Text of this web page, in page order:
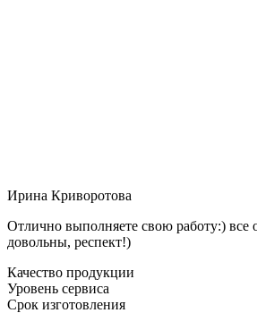
Ирина Криворотова
Отлично выполняете свою работу:) все
довольны, респект!)
Качество продукции
Уровень сервиса
Срок изготовления